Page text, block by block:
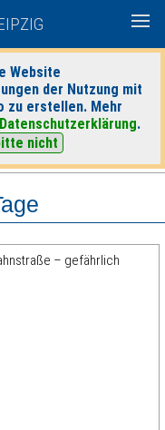
Website
der Nutzung mit
zu erstellen. Mehr
Datenschutzerklärung.
nicht
morgen| Detaillierte Suche